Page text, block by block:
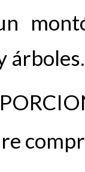
árboles.